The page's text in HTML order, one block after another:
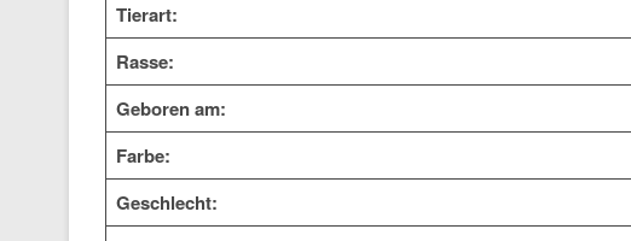
Tierart:
Rasse:
Geboren am:
Farbe:
Geschlecht: